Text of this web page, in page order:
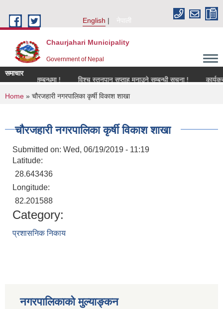
English
नेपाली
Chaurjahari Municipality
Government of Nepal
समाचार
सम्बन्धमा !
विश्च स्तनपान सप्ताह मनाउने सम्बन्धी सूचना ! कार्यक्रममा
You are here
Home » चौरजहारी नगरपालिका कृर्षी विकाश शाखा
चौरजहारी नगरपालिका कृर्षी विकाश शाखा
Submitted on: Wed, 06/19/2019 - 11:19
Latitude:
28.643436
Longitude:
82.201588
Category:
प्रशासनिक निकाय
नगरपालिकाको मुल्याङ्कन